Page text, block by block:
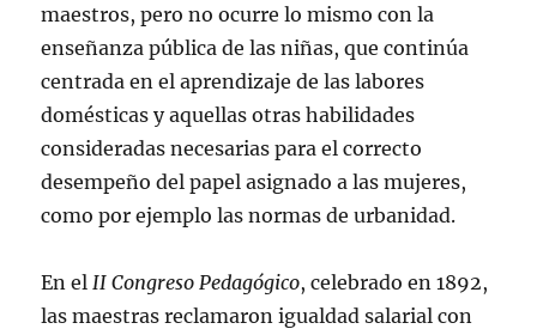
maestros, pero no ocurre lo mismo con la
enseñanza pública de las niñas, que continúa
centrada en el aprendizaje de las labores
domésticas y aquellas otras habilidades
consideradas necesarias para el correcto
desempeño del papel asignado a las mujeres,
como por ejemplo las normas de urbanidad.
En elII Congreso Pedagógico, celebrado en 1892,
las maestras reclamaron igualdad salarial con